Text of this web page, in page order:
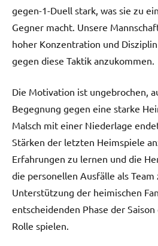
gegen-1-Duell stark, was sie zu
Gegner macht. Unsere
hoher Konzentration und
gegen diese Taktik anzukommen.
Die Motivation ist ungebrochen,
Begegnung gegen eine starke
Malsch mit einer Niederlage
Stärken der letzten Heimspiele
Erfahrungen zu lernen und die
die personellen Ausfälle als
Unterstützung der heimischen
entscheidenden Phase der
Rolle spielen.